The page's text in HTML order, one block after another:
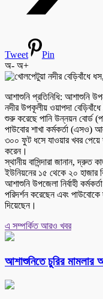
Tweet
Pin
অ- অ+
আশাশুনি প্রতিনিধি: আশাশুনি
নদীর উপকূলীয় ওয়াপদা
শুরু করেছে পানি উন্নয়ন বোর্ড
পাউবোর শাখা কর্মকর্তা (এসও)
৩০০ ফুট ধসে যাওয়ার খবর পেয়ে
করেন।
স্থানীয় বাসিন্দারা জানান,
ইউনিয়নের ১৫ থেকে ২০ হাজার
আশাশুনি উপজেলা নির্বাহী
পরিদর্শন করেছেন এবং
দিয়েছেন।
এ সম্পর্কিত আরও খবর
আশাশুনিতে চুরির মামলার